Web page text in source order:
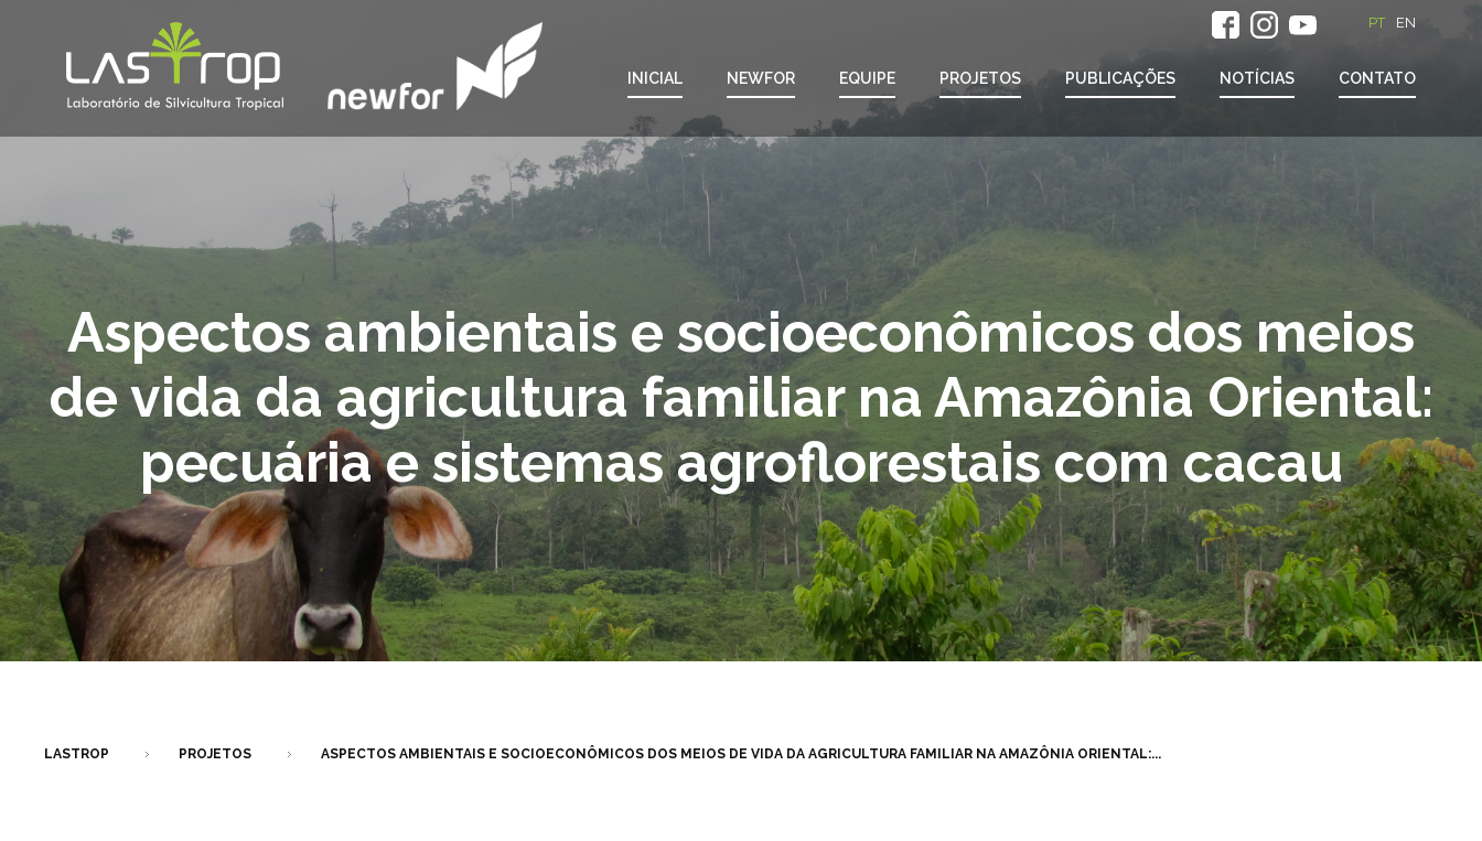
INICIAL NEWFOR EQUIPE PROJETOS PUBLICAÇÕES NOTÍCIAS CONTATO
PT EN
Aspectos ambientais e socioeconômicos dos meios
de vida da agricultura familiar na Amazônia Oriental:
pecuária e sistemas agroflorestais com cacau
LASTROP PROJETOS ASPECTOS AMBIENTAIS E SOCIOECONÔMICOS DOS MEIOS DE VIDA DA AGRICULTURA FAMILIAR NA AMAZÔNIA ORIENTAL:...